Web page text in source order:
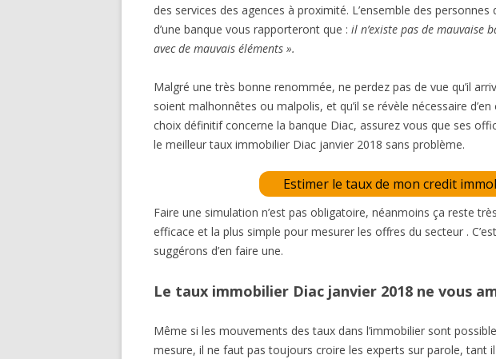
des services des agences à proximité. L’ensemble des
d’une banque vous rapporteront que : il n’existe pas de mauvaise
avec de mauvais éléments ».
Malgré une très bonne renommée, ne perdez pas de vue qu’il
soient malhonnêtes ou malpolis, et qu’il se révèle nécessaire
choix définitif concerne la banque Diac, assurez vous que ses
le meilleur taux immobilier Diac janvier 2018 sans problème.
Estimer le taux de mon credit
Faire une simulation n’est pas obligatoire, néanmoins ça reste
efficace et la plus simple pour mesurer les offres du secteur .
suggérons d’en faire une.
Le taux immobilier Diac janvier 2018 ne vous
Même si les mouvements des taux dans l’immobilier sont
mesure, il ne faut pas toujours croire les experts sur parole, tant